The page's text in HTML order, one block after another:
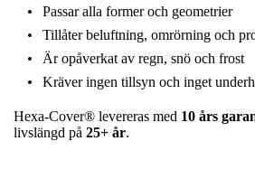
Passar alla former och geometrier
Tillåter beluftning, omrörning och
Är opåverkat av regn, snö och frost
Kräver ingen tillsyn och inget
Hexa-Cover® levereras med 10 års
livslängd på 25+ år.